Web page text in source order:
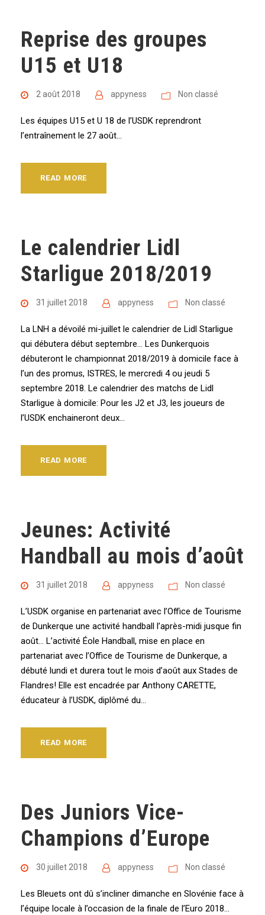
Reprise des groupes
U15 et U18
2 août 2018 appyness Non classé
Les équipes U15 et U 18 de l’USDK reprendront
l’entraînement le 27 août…
READ MORE
Le calendrier Lidl
Starligue 2018/2019
31 juillet 2018 appyness Non classé
La LNH a dévoilé mi-juillet le calendrier de Lidl Starligue
qui débutera début septembre… Les Dunkerquois
débuteront le championnat 2018/2019 à domicile face à
l’un des promus, ISTRES, le mercredi 4 ou jeudi 5
septembre 2018. Le calendrier des matchs de Lidl
Starligue à domicile: Pour les J2 et J3, les joueurs de
l’USDK enchaineront deux...
READ MORE
Jeunes: Activité
Handball au mois d’août
31 juillet 2018 appyness Non classé
L’USDK organise en partenariat avec l’Office de Tourisme
de Dunkerque une activité handball l’après-midi jusque fin
août… L’activité Éole Handball, mise en place en
partenariat avec l’Office de Tourisme de Dunkerque, a
débuté lundi et durera tout le mois d’août aux Stades de
Flandres! Elle est encadrée par Anthony CARETTE,
éducateur à l’USDK, diplômé du...
READ MORE
Des Juniors Vice-
Champions d’Europe
30 juillet 2018 appyness Non classé
Les Bleuets ont dû s’incliner dimanche en Slovénie face à
l’équipe locale à l’occasion de la finale de l’Euro 2018…